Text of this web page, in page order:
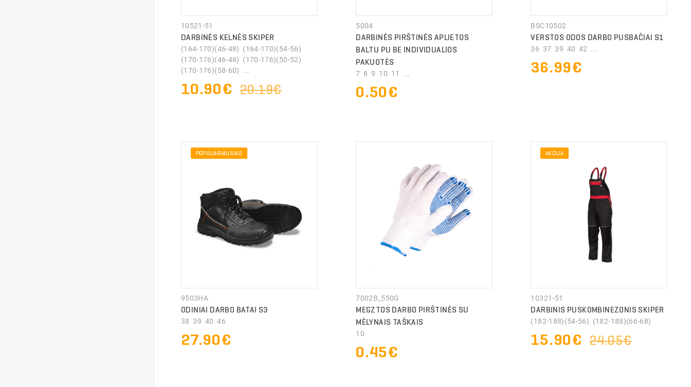
10521-51
DARBINĖS KELNĖS SKIPER
(164-170)(46-48) (164-170)(54-56)
(170-176)(46-48) (170-176)(50-52)
(170-176)(58-60) ...
10.90€ 20.19€
5004
DARBINĖS PIRŠTINĖS APLIETOS
BALTU PU BE INDIVIDUALIOS
PAKUOTĖS
7 8 9 10 11 ...
0.50€
BSC10502
VERSTOS ODOS DARBO PUSBAČIAI S1
36 37 39 40 42 ...
36.99€
9503HA
ODINIAI DARBO BATAI S3
38 39 40 46
27.90€
POPULIARIAUSIAS
7002B_550G
MEGZTOS DARBO PIRŠTINĖS SU
MĖLYNAIS TAŠKAIS
10
0.45€
10321-51
DARBINIS PUSKOMBINEZONIS SKIPER
(182-188)(54-56) (182-188)(66-68)
15.90€24.05€
AKCIJA